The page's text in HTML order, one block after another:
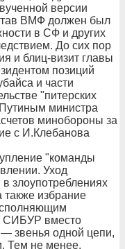
версии
ВМФ должен был
в СФ и других
До сих пор
и блиц-визит главы
позиций
и части
"питерских
министра
минобороны за
с И.Клебанова
"команды
Уход
злоупотреблениях
также избрание
СИБУР вместо
— звенья одной цепи,
Тем не менее,